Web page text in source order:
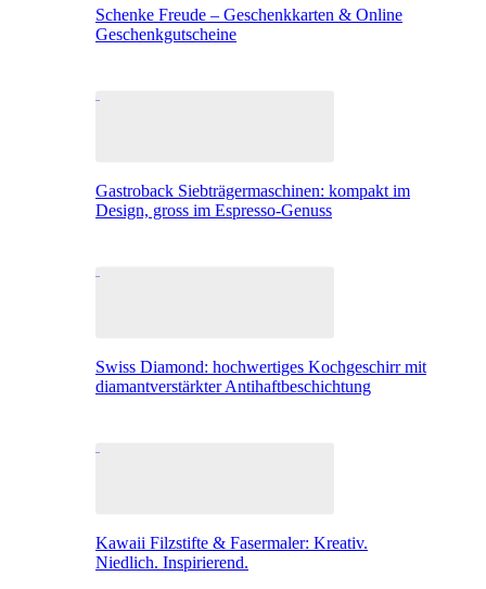
Schenke Freude – Geschenkkarten & Online
Geschenkgutscheine
Gastroback Siebträgermaschinen: kompakt im
Design, gross im Espresso-Genuss
Swiss Diamond: hochwertiges Kochgeschirr mit
diamantverstärkter Antihaftbeschichtung
Kawaii Filzstifte & Fasermaler: Kreativ.
Niedlich. Inspirierend.